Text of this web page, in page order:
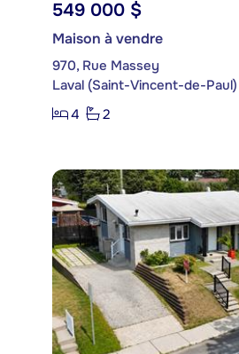
549 000 $
Maison à vendre
970, Rue Massey
Laval (Saint-Vincent-de-Paul)
4
2